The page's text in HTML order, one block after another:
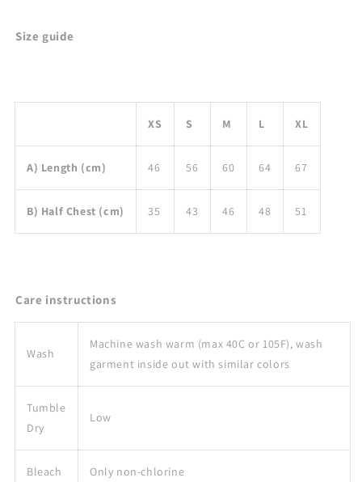
Size guide
XS S M L XL
A) Length (cm) 46 56 60 64 67
B) Half Chest (cm) 35 43 46 48 51
Care instructions
Wash
Machine wash warm (max 40C or 105F), wash
garment inside out with similar colors
Tumble
Dry
Low
Bleach Only non-chlorine